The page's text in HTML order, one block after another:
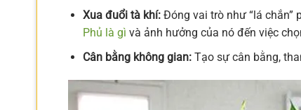
Xua đuổi tà khí:Đóng vai trò như “lá chắn”
Phủ là gì và ảnh hưởng của nó đến việc
Cân bằng không gian:Tạo sự cân bằng,